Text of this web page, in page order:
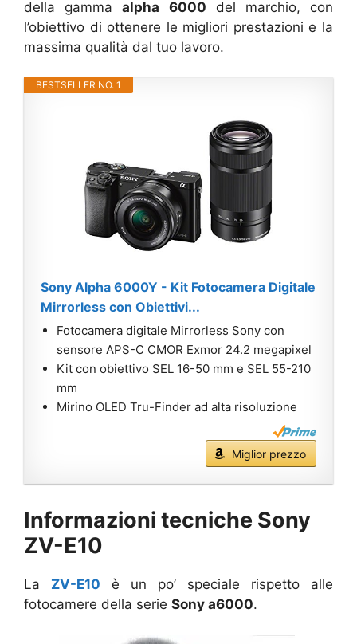
della gammaalpha 6000 del marchio, con
l’obiettivo di ottenere le migliori prestazioni e la
massima qualità dal tuo lavoro.
BESTSELLER NO. 1
Sony Alpha 6000Y - Kit Fotocamera Digitale
Mirrorless con Obiettivi...
Fotocamera digitale Mirrorless Sony con
sensore APS-C CMOR Exmor 24.2 megapixel
Kit con obiettivo SEL 16-50 mm e SEL 55-210
mm
Mirino OLED Tru-Finder ad alta risoluzione
Miglior prezzo
Informazioni tecniche Sony
ZV-E10
La ZV-E10 è un po’ speciale rispetto alle
fotocamere della serie Sony a6000.